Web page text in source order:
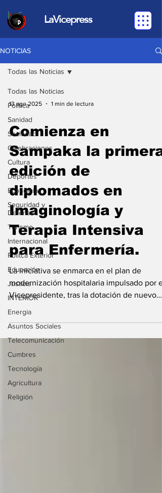
LaVicepress
NOTICIAS
Todas las Noticias
Política
Sanidad
Sociedad
Celebraciones
Cultura
Deportes
Economia
Seguridad y
Defensa
Turismo
Internacional
Politca Exterior
Educación
Justicia
INTERIOR
Energia
Asuntos Sociales
Telecomunicación
Cumbres
Tecnología
Agricultura
Religión
Todas las Noticias
13 ago 2025 1 min de lectura
Comienza en
Sampaka la primera
edición de
diplomados en
Imaginología y
Terapia Intensiva
para Enfermería.
La iniciativa se enmarca en el plan de
modernización hospitalaria impulsado por el
Vicepresidente, tras la dotación de nuevo